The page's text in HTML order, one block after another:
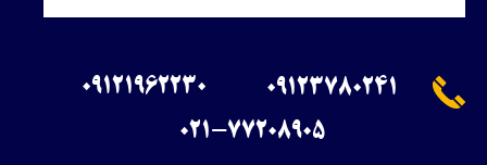
​021-77208905
09121962230 09123780241